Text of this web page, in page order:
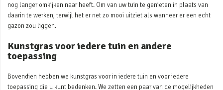
nog langer omkijken naar heeft. Om van uw tuin te genieten in plaats van
daarin te werken, terwijl het er net zo mooi uitziet als wanneer er een echt
gazon zou liggen.
Kunstgras voor iedere tuin en andere
toepassing
Bovendien hebben we kunstgras voor in iedere tuin en voor iedere
toepassing die u kunt bedenken. We zetten een paar van de mogelijkheden